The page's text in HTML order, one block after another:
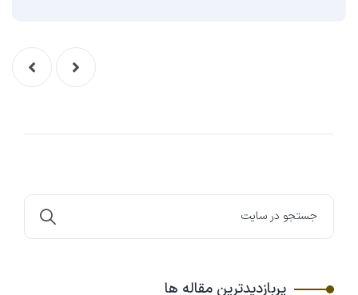
پربازدیدترین مقاله ها